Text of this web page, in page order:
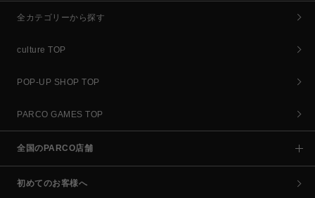
全カテゴリーから探す
culture TOP
POP-UP SHOP TOP
PARCO GAMES TOP
全国のPARCO店舗
初めてのお客様へ